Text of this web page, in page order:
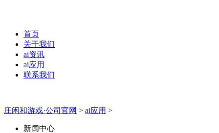
首页
关于我们
ai资讯
ai应用
联系我们
庄闲和游戏·公司官网 > ai应用 >
新闻中心